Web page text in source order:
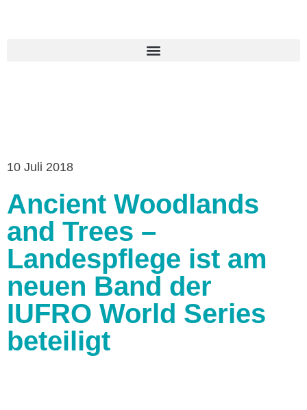
10 Juli 2018
Ancient Woodlands
and Trees –
Landespflege ist am
neuen Band der
IUFRO World Series
beteiligt